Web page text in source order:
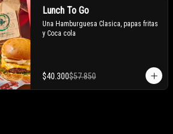
Lunch To Go
Una Hamburguesa Clasica, papas fritas
y Coca cola
$40.300$57.850